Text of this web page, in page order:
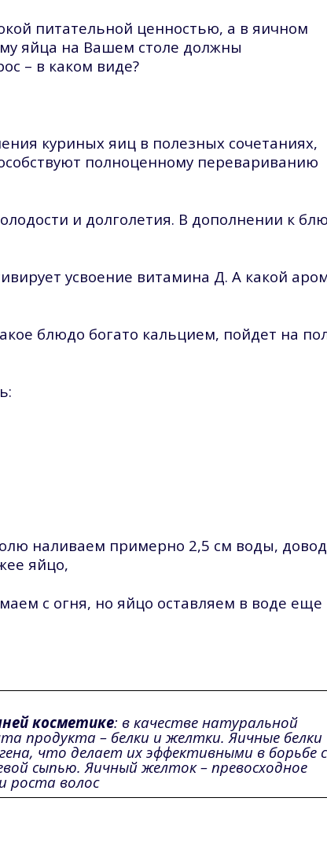
питательной ценностью, а в яичном
яйца на Вашем столе должны
– в каком виде?
куриных яиц в полезных сочетаниях,
полноценному перевариванию
и долголетия. В дополнении к
усвоение витамина Д. А какой
блюдо богато кальцием, пойдет на
наливаем примерно 2,5 см воды,
яйцо,
с огня, но яйцо оставляем в воде еще
косметике: в качестве натуральной
продукта – белки и желтки. Яичные белки
что делает их эффективными в борьбе с
сыпью. Яичный желток – превосходное
роста волос